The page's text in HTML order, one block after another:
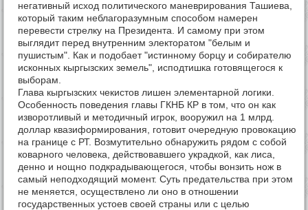
негативный исход политического маневрирования Ташиева,
который таким неблагоразумным способом намерен
перевести стрелку на Президента. И самому при этом
выглядит перед внутренним электоратом "белым и
пушистым". Как и подобает "истинному борцу и собирателю
исконных кыргызских земель", исподтишка готовящегося к
выборам.
Глава кыргызских чекистов лишен элементарной логики.
Особенность поведения главы ГКНБ КР в том, что он как
изворотливый и методичный игрок, вооружил на 1 млрд.
доллар квазиформирования, готовит очередную провокацию
на границе с РТ. Возмутительно обнаружить рядом с собой
коварного человека, действовавшего украдкой, как лиса,
денно и нощно подкрадывающегося, чтобы вонзить нож в
самый неподходящий момент. Суть предательства при этом
не меняется, осуществлено ли оно в отношении
государственных устоев своей страны или с целью